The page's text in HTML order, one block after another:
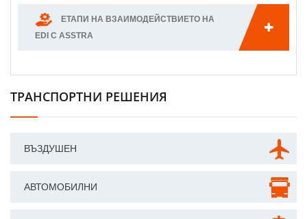
ЕТАПИ НА ВЗАИМОДЕЙСТВИЕТО НА
EDI С ASSTRA
ТРАНСПОРТНИ РЕШЕНИЯ
ВЪЗДУШЕН
АВТОМОБИЛНИ